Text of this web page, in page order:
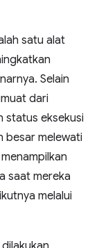
satu alat
Selain
dari
status eksekusi
besar melewati
saat mereka
melalui